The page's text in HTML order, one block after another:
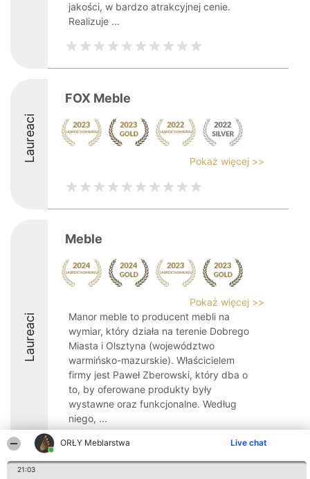
ORŁY Meblarstwa Live chat
21:03
jakości, w bardzo atrakcyjnej cenie.
Realizuje ...
Laureaci
FOX Meble
Pokaż więcej >>
Laureaci
Meble
Pokaż więcej >>
Manor meble to producent mebli na
wymiar, który działa na terenie Dobrego
Miasta i Olsztyna (województwo
warmińsko-mazurskie). Właścicielem
firmy jest Paweł Zberowski, który dba o
to, by oferowane produkty były
wystawne oraz funkcjonalne. Według
niego, ...